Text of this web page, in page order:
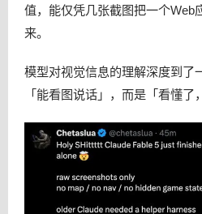
值，能仅凭几张截图把一个Web
来。
模型对视觉信息的理解深度到了
「能看图说话」，而是「看懂了